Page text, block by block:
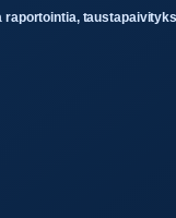
raportointia,